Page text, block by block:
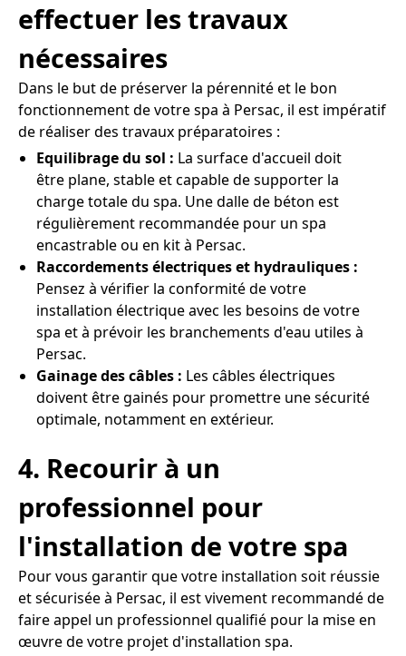
effectuer les travaux
nécessaires
Dans le but de préserver la pérennité et le bon
fonctionnement de votre spa à Persac, il est impératif
de réaliser des travaux préparatoires :
Equilibrage du sol : La surface d'accueil doit
être plane, stable et capable de supporter la
charge totale du spa. Une dalle de béton est
régulièrement recommandée pour un spa
encastrable ou en kit à Persac.
Raccordements électriques et hydrauliques :
Pensez à vérifier la conformité de votre
installation électrique avec les besoins de votre
spa et à prévoir les branchements d'eau utiles à
Persac.
Gainage des câbles : Les câbles électriques
doivent être gainés pour promettre une sécurité
optimale, notamment en extérieur.
4. Recourir à un
professionnel pour
l'installation de votre spa
Pour vous garantir que votre installation soit réussie
et sécurisée à Persac, il est vivement recommandé de
faire appel un professionnel qualifié pour la mise en
œuvre de votre projet d'installation spa.